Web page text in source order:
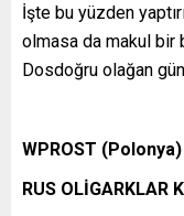
İşte bu yüzden
olmasa da makul bir
Dosdoğru olağan
WPROST (Polonya)
RUS OLİGARKLAR